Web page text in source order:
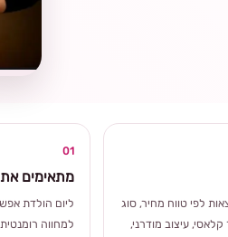
01
מתאימים
ליום הולדת
למחווה רומנטית
לפי טווח מחיר, סוג
עיצוב מודרני,